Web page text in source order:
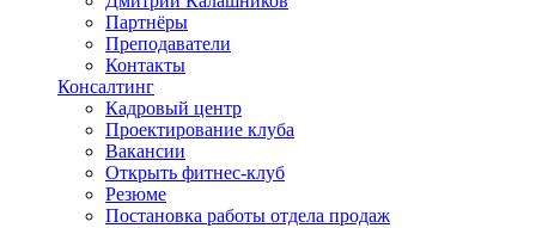
Партнёры
Преподаватели
Контакты
Консалтинг
Кадровый центр
Проектирование клуба
Вакансии
Открыть фитнес-клуб
Резюме
Постановка работы отдела продаж